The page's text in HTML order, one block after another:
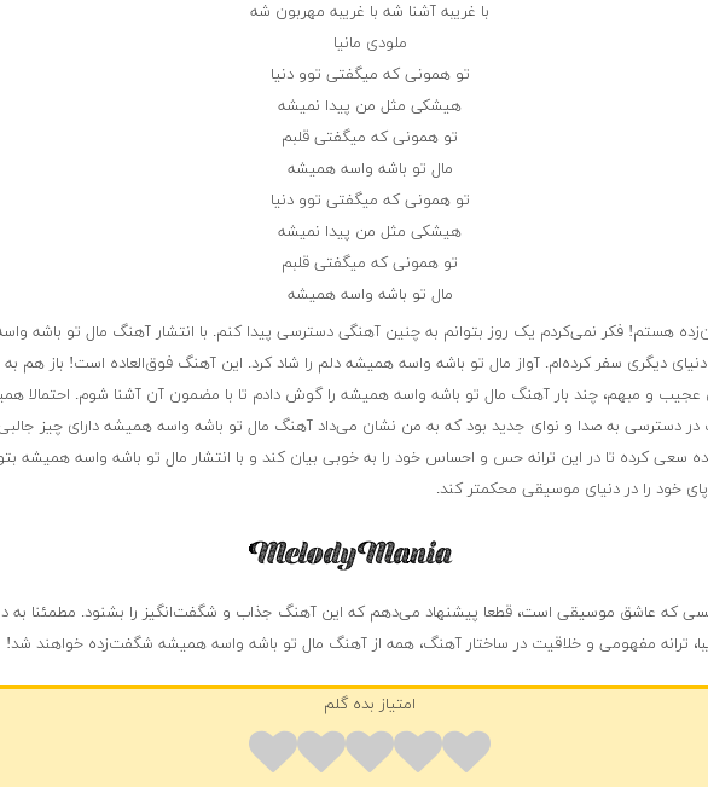
با غریبه آشنا شه با غریبه مهربون شه
ملودی مانیا
تو همونی که میگفتی توو دنیا
هیشکی مثل من پیدا نمیشه
تو همونی که میگفتی قلبم
مال تو باشه واسه همیشه
تو همونی که میگفتی توو دنیا
هیشکی مثل من پیدا نمیشه
تو همونی که میگفتی قلبم
مال تو باشه واسه همیشه
هستم! فکر نمی‌کردم یک روز بتوانم به چنین آهنگی دسترسی پیدا کنم. با انتشار آهنگ مال تو باشه
دیگری سفر کرده‌ام. آواز مال تو باشه واسه همیشه دلم را شاد کرد. این آهنگ فوق‌العاده است! باز هم به
و مبهم، چند بار آهنگ مال تو باشه واسه همیشه را گوش دادم تا با مضمون آن آشنا شوم. احتمالا
دسترسی به صدا و نوای جدید بود که به من نشان می‌داد آهنگ مال تو باشه واسه همیشه دارای چیز
سعی کرده تا در این ترانه حس و احساس خود را به خوبی بیان کند و با انتشار مال تو باشه واسه همیشه
خود را در دنیای موسیقی محکمتر کند.
که عاشق موسیقی است، قطعا پیشنهاد می‌دهم که این آهنگ جذاب و شگفت‌انگیز را بشنود. مطمئنا به
ترانه مفهومی و خلاقیت در ساختار آهنگ، همه از آهنگ مال تو باشه واسه همیشه شگفت‌زده خواهند شد!
امتیاز بده گلم